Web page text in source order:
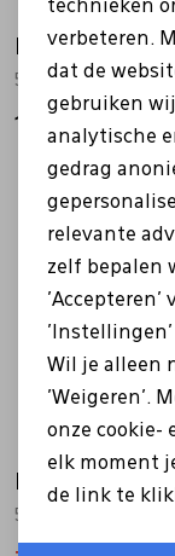
Ecco
522824 blauw
129,99
Sale
Ecco
501654 Byway bruin
Marketing
technieken
verbeteren.
dat de
gebruiken
analytische
gedrag
relevante
zelf bepalen
'Accepteren'
'Instellingen'
Wil je alleen
'Weigeren'.
onze cookie-
elk moment
de link te